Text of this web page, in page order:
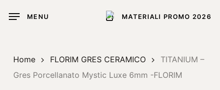
MATERIALI PROMO 2026
MENU
Home FLORIM GRES CERAMICO
TITANIUM –
Gres Porcellanato Mystic Luxe 6mm -FLORIM